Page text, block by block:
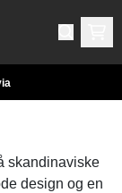
skandinaviske
design og en